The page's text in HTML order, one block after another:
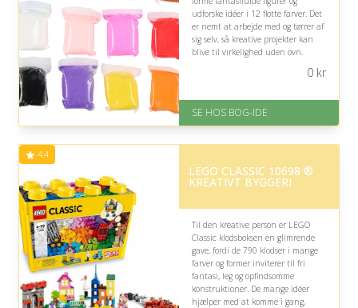
udforske idéer i 12 flotte farver. Det
er nemt at arbejde med og tørrer af
sig selv, så kreative projekter kan
blive til virkelighed uden ovn.
Gratis fragt
på 4.6 ud af 5
0kr
SE HOS BOG-IDE
4.4
LEGO CLASSIC 10698 ®
KREATIVT BYGGERI
Til den kreative person er LEGO
Classic klodsboksen en glimrende
gave, fordi de 790 klodser i mange
farver og former inviterer til fri
fantasi, leg og opfindsomme
konstruktioner. De mange idéer
hjælper med at komme i gang,